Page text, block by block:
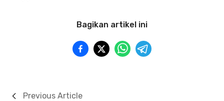
Bagikan artikel ini
Previous Article